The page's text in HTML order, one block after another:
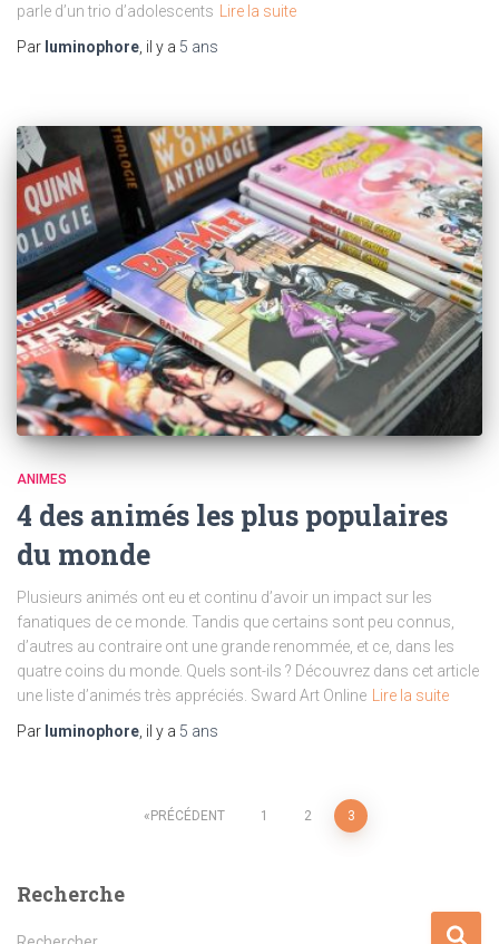
parle d’un trio d’adolescents
Lire la suite
Par luminophore , il y a 5 ans
ANIMES
4 des animés les plus populaires
du monde
Plusieurs animés ont eu et continu d’avoir un impact sur les
fanatiques de ce monde. Tandis que certains sont peu connus,
d’autres au contraire ont une grande renommée, et ce, dans les
quatre coins du monde. Quels sont-ils ? Découvrez dans cet article
une liste d’animés très appréciés. Sward Art Online Lire la suite
Par luminophore, il y a 5 ans
PaginationPRÉCÉDENT 1 2 3
Recherche
R